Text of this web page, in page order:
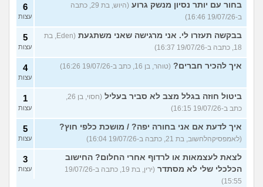
בחור עם יותר נסיון מנשק גרוע
(היוש, בת 29, כתבה
ב-19/07/26 16:46)
6
עצות
בבקשה תעזרו לי. אני מרגישה שאני משתגעת
(Eden, בת
18, כתבה ב-19/07/26 16:37)
5
עצות
איך להכיר חברים? (טוהר, בן 16, כתב ב-19/07/26 16:26) 4
עצות
ביטול חוזה בגלל מצב לא סביר בעליל
(חסוי, בן 26,
כתב ב-19/07/26 16:15)
1
עצות
איך לדעת אם אני בחורה יפה? / מושכת כלפי חוץ?
(לאמפסיקהלחשוב, בת 21, כתבה ב-19/07/26 16:04)
5
עצות
לצאת לעצמאות או לרדוף אחרי החלום? החישוב
הכלכלי שלי לא מסתדר
(ירין, בת 19, כתבה ב-19/07/26
15:55)
3
עצות